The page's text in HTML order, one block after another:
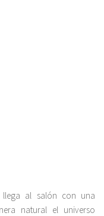
llega al salón con una
natural el universo